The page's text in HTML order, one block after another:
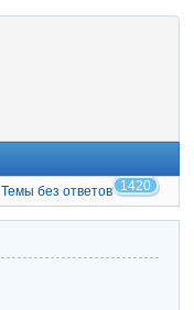
Темы без ответов 1420